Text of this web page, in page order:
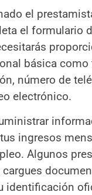
el
el formulario
básica como
número de
electrónico.
ingresos
Algunos
identificación